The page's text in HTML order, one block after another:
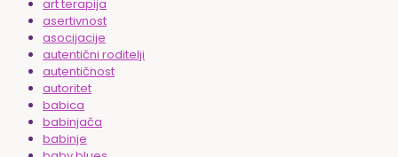
art terapija
asertivnost
asocijacije
autentični roditelji
autentičnost
autoritet
babica
babinjača
babinje